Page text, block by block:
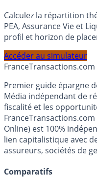
Simulateur
Calculez la répartition
profil et horizon de
FranceTransactions.com
Premier guide épargne
Média indépendant de
fiscalité et les
Online) est 100%
assureurs, sociétés de